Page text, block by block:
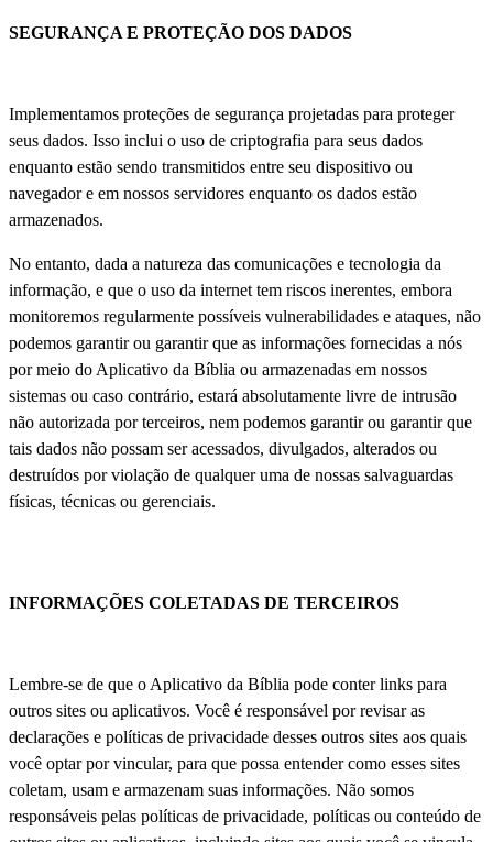
SEGURANÇA E PROTEÇÃO DOS DADOS
Implementamos proteções de segurança projetadas para proteger
seus dados. Isso inclui o uso de criptografia para seus dados
enquanto estão sendo transmitidos entre seu dispositivo ou
navegador e em nossos servidores enquanto os dados estão
armazenados.
No entanto, dada a natureza das comunicações e tecnologia da
informação, e que o uso da internet tem riscos inerentes, embora
monitoremos regularmente possíveis vulnerabilidades e ataques, não
podemos garantir ou garantir que as informações fornecidas a nós
por meio do Aplicativo da Bíblia ou armazenadas em nossos
sistemas ou caso contrário, estará absolutamente livre de intrusão
não autorizada por terceiros, nem podemos garantir ou garantir que
tais dados não possam ser acessados, divulgados, alterados ou
destruídos por violação de qualquer uma de nossas salvaguardas
físicas, técnicas ou gerenciais.
INFORMAÇÕES COLETADAS DE TERCEIROS
Lembre-se de que o Aplicativo da Bíblia pode conter links para
outros sites ou aplicativos. Você é responsável por revisar as
declarações e políticas de privacidade desses outros sites aos quais
você optar por vincular, para que possa entender como esses sites
coletam, usam e armazenam suas informações. Não somos
responsáveis pelas políticas de privacidade, políticas ou conteúdo de